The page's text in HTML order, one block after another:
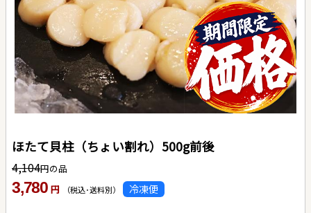
ほたて貝柱（ちょい割れ）500g前後
4,104円の品
3,780 円 （税込･送料別） 冷凍便